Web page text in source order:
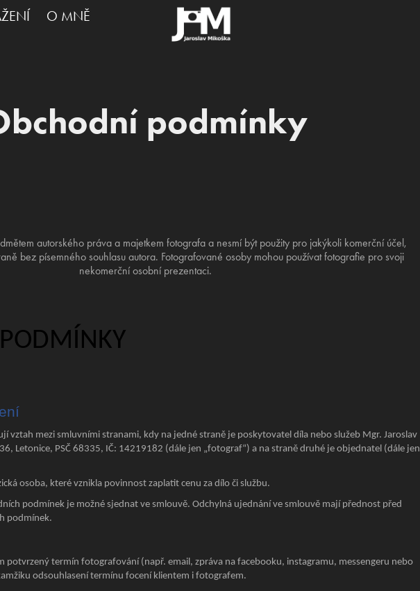
O MNĚ
podmínky
autorského práva a majetkem fotografa a nesmí být použity pro jakýkoli komerční účel,
bez písemného souhlasu autora. Fotografované osoby mohou používat fotografie pro svoji
nekomerční osobní prezentaci.
vztah mezi smluvními stranami, kdy na jedné straně je poskytovatel díla nebo služeb Mgr. Jaroslav
Letonice, PSČ 68335, IČ: 14219182 (dále jen „fotograf“) a na straně druhé je objednatel (dále jen
osoba, které vznikla povinnost zaplatit cenu za dílo či službu.
podmínek je možné sjednat ve smlouvě. Odchylná ujednání ve smlouvě mají přednost před
podmínek.
potvrzený termín fotografování (např. email, zpráva na facebooku, instagramu, messengeru nebo
odsouhlasení termínu focení klientem i fotografem.